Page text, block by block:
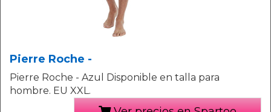
Pierre Roche -
Pierre Roche - Azul Disponible en talla para
hombre. EU XXL.